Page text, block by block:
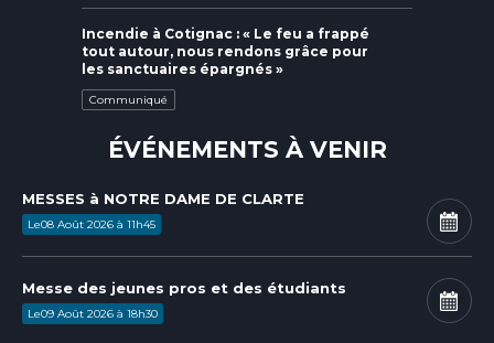
Incendie à Cotignac : « Le feu a frappé
tout autour, nous rendons grâce pour
les sanctuaires épargnés »
Communiqué
ÉVÉNEMENTS À VENIR
MESSES à NOTRE DAME DE CLARTE
Le08 Août 2026 à 11h45
Messe des jeunes pros et des étudiants
Le09 Août 2026 à 18h30